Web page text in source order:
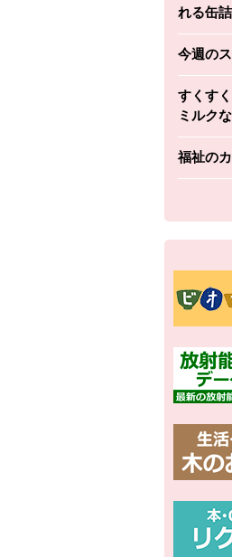
れる缶
今週の
すくす
ミルク
福祉の
かごへ